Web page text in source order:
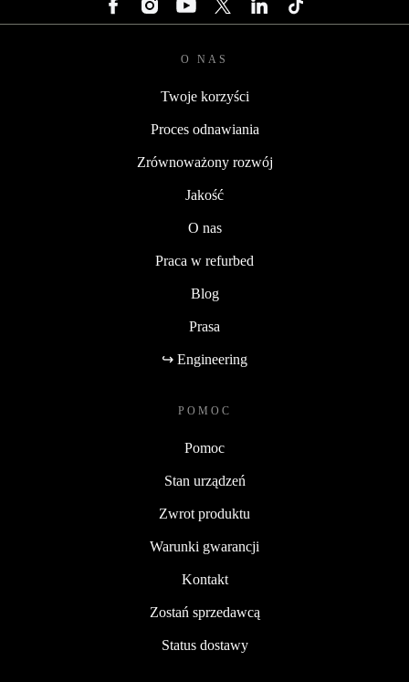
O NAS
Twoje korzyści
Proces odnawiania
Zrównoważony rozwój
Jakość
O nas
Praca w refurbed
Blog
Prasa
↪ Engineering
POMOC
Pomoc
Stan urządzeń
Zwrot produktu
Warunki gwarancji
Kontakt
Zostań sprzedawcą
Status dostawy